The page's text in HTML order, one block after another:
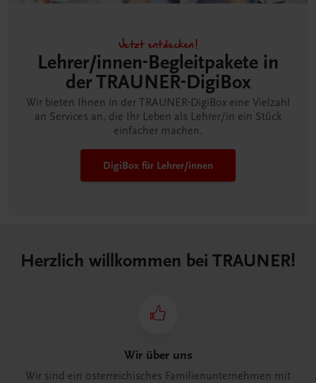
Jetzt entdecken!
Lehrer/innen-Begleitpakete in
der TRAUNER-DigiBox
Wir bieten Ihnen in der TRAUNER-DigiBox eine Vielzahl
an Services an, die Ihr Leben als Lehrer/in ein Stück
einfacher machen.
DigiBox für Lehrer/innen
Herzlich willkommen bei TRAUNER!
Wir über uns
Wir sind ein österreichisches Familienunternehmen mit